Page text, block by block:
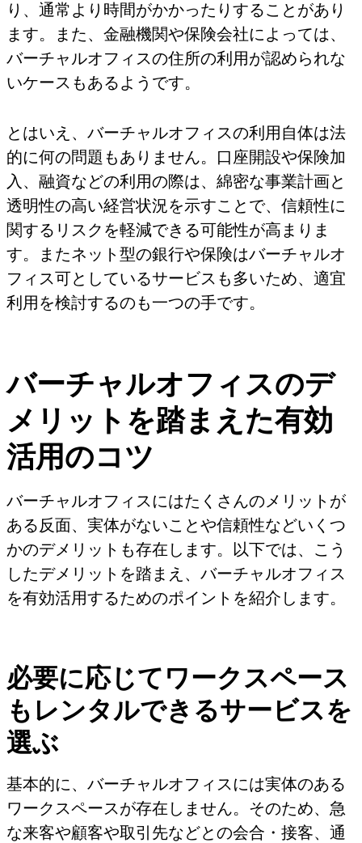
り、通常より時間がかかったりすることがあり
ます。また、金融機関や保険会社によっては、
バーチャルオフィスの住所の利用が認められな
いケースもあるようです。
とはいえ、バーチャルオフィスの利用自体は法
的に何の問題もありません。口座開設や保険加
入、融資などの利用の際は、綿密な事業計画と
透明性の高い経営状況を示すことで、信頼性に
関するリスクを軽減できる可能性が高まりま
す。またネット型の銀行や保険はバーチャルオ
フィス可としているサービスも多いため、適宜
利用を検討するのも一つの手です。
バーチャルオフィスのデ
メリットを踏まえた有効
活用のコツ
バーチャルオフィスにはたくさんのメリットが
ある反面、実体がないことや信頼性などいくつ
かのデメリットも存在します。以下では、こう
したデメリットを踏まえ、バーチャルオフィス
を有効活用するためのポイントを紹介します。
必要に応じてワークスペース
もレンタルできるサービスを
選ぶ
基本的に、バーチャルオフィスには実体のある
ワークスペースが存在しません。そのため、急
な来客や顧客や取引先などとの会合・接客、通